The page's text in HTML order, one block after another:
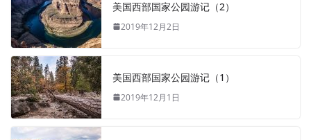
美国西部国家公园游记（2）
2019年12月2日
美国西部国家公园游记（1）
2019年12月1日